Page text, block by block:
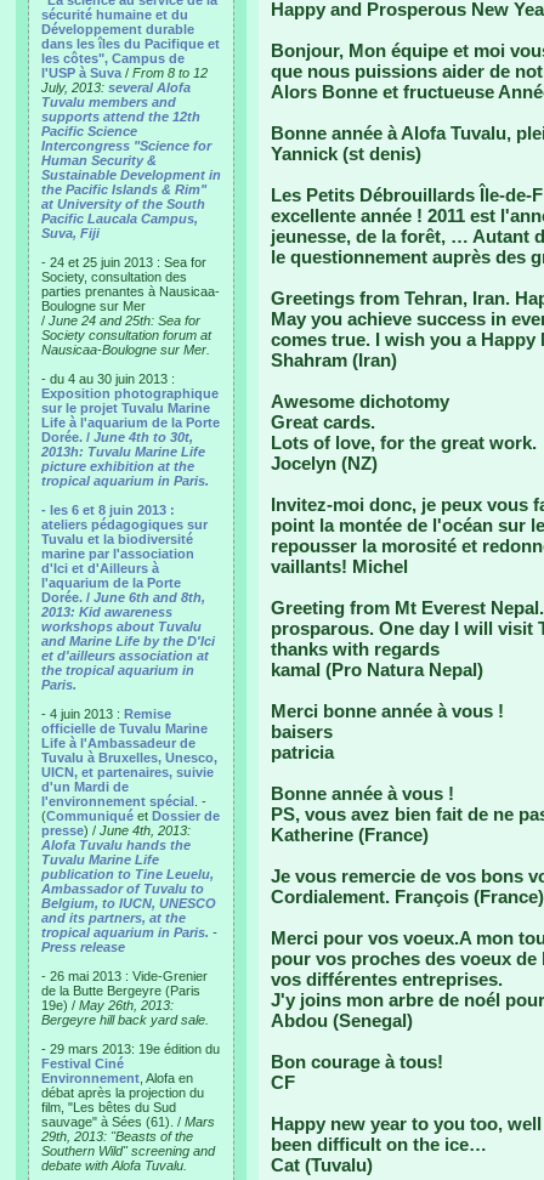
sécurité humaine et du
Développement durable
dans les îles du Pacifique et
les côtes", Campus de
l'USP à Suva / From 8 to 12
July, 2013: several Alofa
Tuvalu members and
supports attend the 12th
Pacific Science
Intercongress "Science for
Human Security &
Sustainable Development in
the Pacific Islands & Rim"
at University of the South
Pacific Laucala Campus,
Suva, Fiji
- 24 et 25 juin 2013 : Sea for
Society, consultation des
parties prenantes à Nausicaa-
Boulogne sur Mer
/ June 24 and 25th: Sea for
Society consultation forum at
Nausicaa-Boulogne sur Mer.
- du 4 au 30 juin 2013 :
Exposition photographique
sur le projet Tuvalu Marine
Life à l'aquarium de la Porte
Dorée. / June 4th to 30t,
2013h: Tuvalu Marine Life
picture exhibition at the
tropical aquarium in Paris.
- les 6 et 8 juin 2013 :
ateliers pédagogiques sur
Tuvalu et la biodiversité
marine par l'association
d'Ici et d'Ailleurs à
l'aquarium de la Porte
Dorée. / June 6th and 8th,
2013: Kid awareness
workshops about Tuvalu
and Marine Life by the D'Ici
et d'ailleurs association at
the tropical aquarium in
Paris.
- 4 juin 2013 : Remise
officielle de Tuvalu Marine
Life à l'Ambassadeur de
Tuvalu à Bruxelles, Unesco,
UICN, et partenaires, suivie
d'un Mardi de
l'environnement spécial . -
(Communiqué et Dossier de
presse) / June 4th, 2013:
Alofa Tuvalu hands the
Tuvalu Marine Life
publication to Tine Leuelu,
Ambassador of Tuvalu to
Belgium, to IUCN, UNESCO
and its partners, at the
tropical aquarium in Paris. -
Press release
- 26 mai 2013 : Vide-Grenier
de la Butte Bergeyre (Paris
19e) / May 26th, 2013:
Bergeyre hill back yard sale.
- 29 mars 2013: 19e édition du
Festival Ciné
Environnement , Alofa en
débat après la projection du
film, "Les bêtes du Sud
sauvage" à Sées (61). / Mars
29th, 2013: "Beasts of the
Southern Wild" screening and
debate with Alofa Tuvalu.
Happy and Prosperous New
Bonjour, Mon équipe et moi
que nous puissions aider de
Alors Bonne et fructueuse
Bonne année à Alofa Tuvalu,
Yannick (st denis)
Les Petits Débrouillards Île-de-
excellente année ! 2011 est
jeunesse, de la forêt, … Autant
le questionnement auprès des
Greetings from Tehran, Iran.
May you achieve success in
comes true. I wish you a Happy
Shahram (Iran)
Awesome dichotomy
Great cards.
Lots of love, for the great work.
Jocelyn (NZ)
Invitez-moi donc, je peux vous
point la montée de l'océan sur
repousser la morosité et
vaillants! Michel
Greeting from Mt Everest
prosparous. One day I will visit
thanks with regards
kamal (Pro Natura Nepal)
Merci bonne année à vous !
baisers
patricia
Bonne année à vous !
PS, vous avez bien fait de ne
Katherine (France)
Je vous remercie de vos bons
Cordialement. François (France)
Merci pour vos voeux.A mon
pour vos proches des voeux
vos différentes entreprises.
J'y joins mon arbre de noél
Abdou (Senegal)
Bon courage à tous!
CF
Happy new year to you too,
been difficult on the ice…
Cat (Tuvalu)